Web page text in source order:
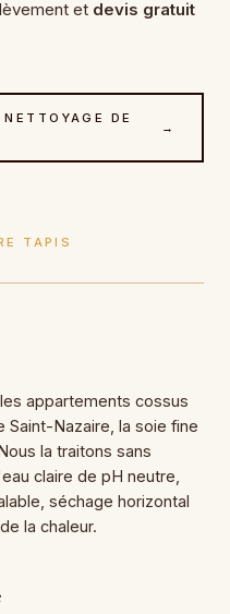
et devis gratuit
DE
→
TAPIS
appartements cossus
Saint-Nazaire, la soie fine
la traitons sans
claire de pH neutre,
séchage horizontal
la chaleur.